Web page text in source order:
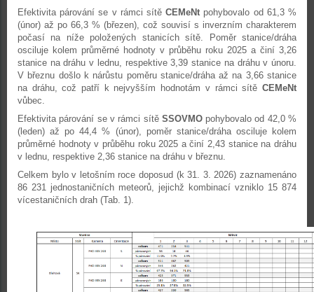
Efektivita párování se v rámci sítěCEMeNt pohybovalo od 61,3 %
(únor) až po 66,3 % (březen), což souvisí s inverzním charakterem
počasí na níže položených stanicích sítě. Poměr stanice/dráha
osciluje kolem průměrné hodnoty v průběhu roku 2025 a činí 3,26
stanice na dráhu v lednu, respektive 3,39 stanice na dráhu v únoru.
V březnu došlo k nárůstu poměru stanice/dráha až na 3,66 stanice
na dráhu, což patří k nejvyšším hodnotám v rámci sítě CEMeNt
vůbec.
Efektivita párování se v rámci sítě SSOVMOpohybovalo od 42,0 %
(leden) až po 44,4 % (únor), poměr stanice/dráha osciluje kolem
průměrné hodnoty v průběhu roku 2025 a činí 2,43 stanice na dráhu
v lednu, respektive 2,36 stanice na dráhu v březnu.
Celkem bylo v letošním roce doposud (k 31. 3. 2026) zaznamenáno
86 231 jednostaničních meteorů, jejichž kombinací vzniklo 15 874
vícestaničních drah (Tab. 1).